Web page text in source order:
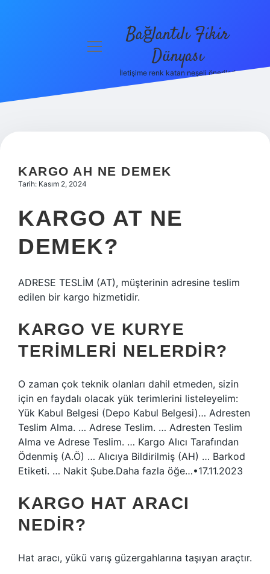
Hakkımızda
menüyü
Bağlantılı Fikir
Dünyası
İletişime renk katan neşeli öneriler!
KARGO AH NE DEMEK
Tarih: Kasım 2, 2024
KARGO AT NE
DEMEK?
ADRESE TESLİM (AT), müşterinin adresine teslim
edilen bir kargo hizmetidir.
KARGO VE KURYE
TERIMLERI NELERDIR?
O zaman çok teknik olanları dahil etmeden, sizin
için en faydalı olacak yük terimlerini listeleyelim:
Yük Kabul Belgesi (Depo Kabul Belgesi)… Adresten
Teslim Alma. … Adrese Teslim. … Adresten Teslim
Alma ve Adrese Teslim. … Kargo Alıcı Tarafından
Ödenmiş (A.Ö) … Alıcıya Bildirilmiş (AH) … Barkod
Etiketi. … Nakit Şube.Daha fazla öğe…•17.11.2023
KARGO HAT ARACI
NEDIR?
Hat aracı, yükü varış güzergahlarına taşıyan araçtır.